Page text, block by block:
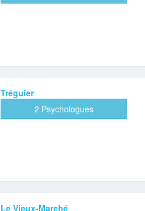
Tréguier
2 Psychologues
Le Vieux-Marché